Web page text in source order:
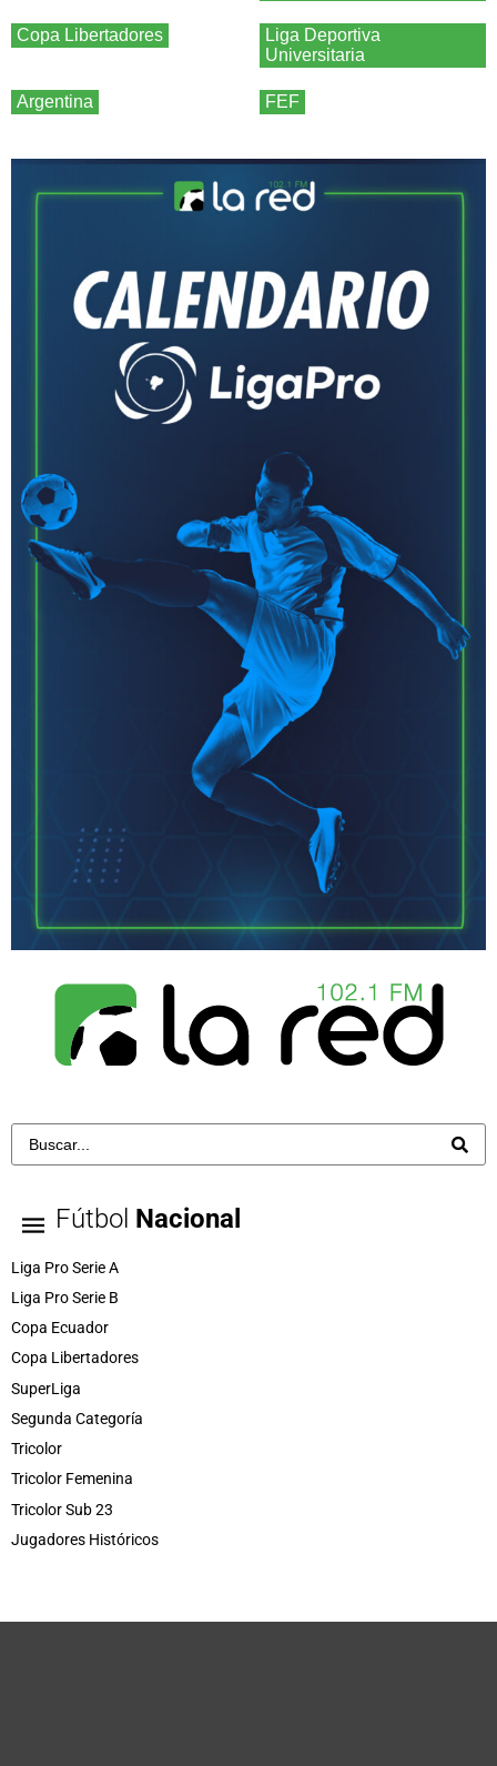
Copa Libertadores
Liga Deportiva
Universitaria
Argentina FEF
Fútbol Nacional
Liga Pro Serie A
Liga Pro Serie B
Copa Ecuador
Copa Libertadores
SuperLiga
Segunda Categoría
Tricolor
Tricolor Femenina
Tricolor Sub 23
Jugadores Históricos